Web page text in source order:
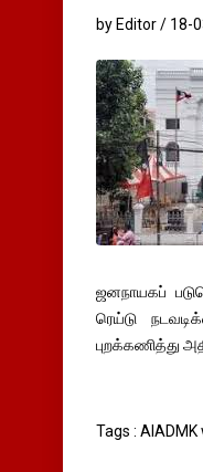
by Editor / 18-
ஜனநாயகப்
ரெய்டு
புறக்கணித்து
Tags :